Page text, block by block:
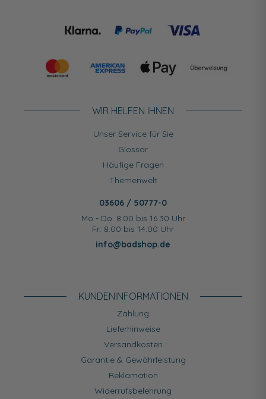
WIR HELFEN IHNEN
Unser Service für Sie
Glossar
Häufige Fragen
Themenwelt
03606 / 50777-0
Mo - Do: 8.00 bis 16.30 Uhr
Fr: 8.00 bis 14.00 Uhr
info@badshop.de
KUNDEN­INFORMATIONEN
Zahlung
Lieferhinweise
Versandkosten
Garantie & Gewährleistung
Reklamation
Widerrufsbelehrung